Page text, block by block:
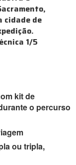
cidade de
1/5
kit de
o percurso
ou tripla,